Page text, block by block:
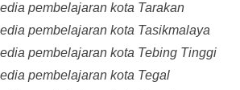
pembelajaran kota Tarakan
pembelajaran kota Tasikmalaya
pembelajaran kota Tebing Tinggi
pembelajaran kota Tegal